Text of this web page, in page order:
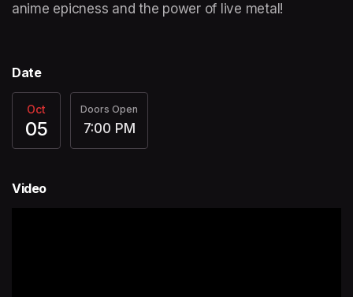
anime epicness and the power of live metal!
Date
Oct
05
Doors Open
7:00 PM
Video